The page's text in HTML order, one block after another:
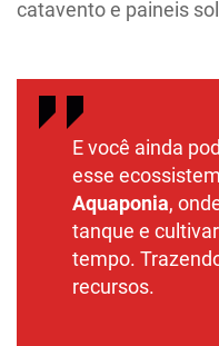
catavento e paineis
E você ainda
esse
Aquaponia,
tanque e
tempo.
recursos.